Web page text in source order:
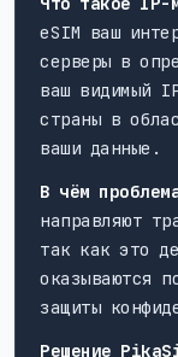
eSIM ваш
серверы в
ваш видимый
страны в
ваши данные.
В чём
направляют
так как это
оказываются
защиты
Решение